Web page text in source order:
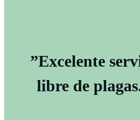
”Excelente
libre de